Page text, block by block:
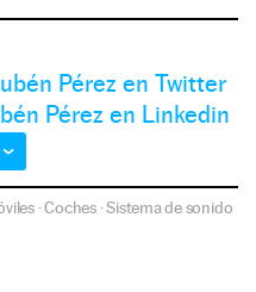
Pérez en Twitter
Pérez en Linkedin
·Coches·Sistema de sonido